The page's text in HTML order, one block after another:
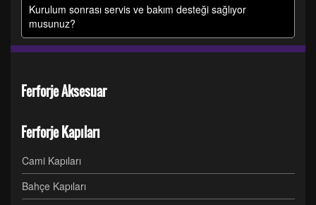
Kurulum sonrası servis ve bakım desteği sağlıyor
musunuz?
Ferforje Aksesuar
Ferforje Kapıları
Cami Kapıları
Bahçe Kapıları